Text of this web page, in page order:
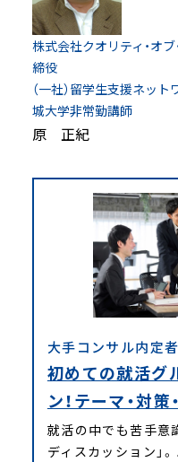
株式会社クオリティ・オブ
締役
（一社）留学生支援ネッ
城大学非常勤講師
原 正紀
大手コンサル内定
初めての就活グ
ン！テーマ・対
就活の中でも苦手意
ディスカッション」